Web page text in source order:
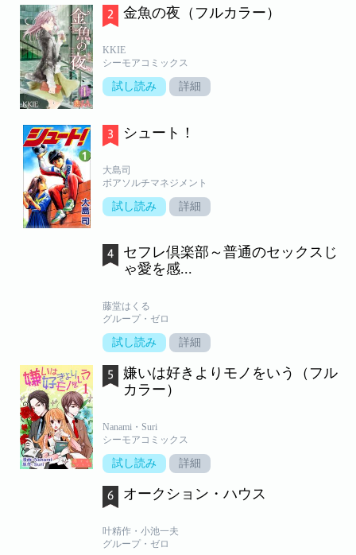
金魚の夜（フルカラー）
KKIE
シーモアコミックス
試し読み 詳細
シュート！
大島司
ボアソルチマネジメント
試し読み 詳細
セフレ倶楽部～普通のセックスじ
ゃ愛を感...
藤堂はくる
グループ・ゼロ
試し読み 詳細
嫌いは好きよりモノをいう（フル
カラー）
Nanami・Suri
シーモアコミックス
試し読み 詳細
オークション・ハウス
叶精作・小池一夫
グループ・ゼロ